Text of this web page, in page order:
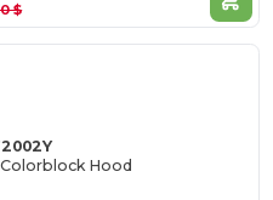
$
Hood